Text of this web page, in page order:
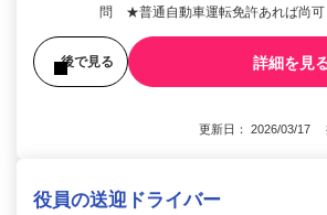
問 ★普通自動車運転免許あれば尚可
後で見る 詳細を見
更新日： 2026/03/17
役員の送迎ドライバー